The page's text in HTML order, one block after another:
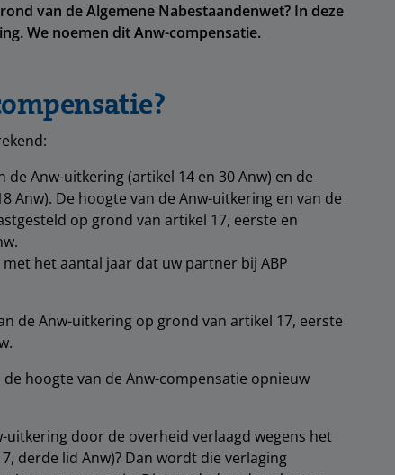
van de Algemene Nabestaandenwet? In deze
We noemen dit Anw-compensatie.
de Anw-uitkering (artikel 14 en 30 Anw) en de
Anw). De hoogte van de Anw-uitkering en van de
op grond van artikel 17, eerste en
het aantal jaar dat uw partner bij ABP
de Anw-uitkering op grond van artikel 17, eerste
hoogte van de Anw-compensatie opnieuw
uitkering door de overheid verlaagd wegens het
derde lid Anw)? Dan wordt die verlaging